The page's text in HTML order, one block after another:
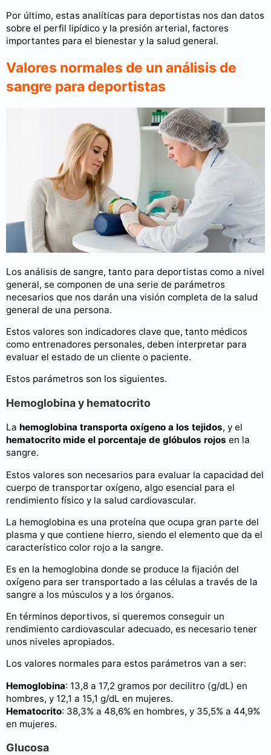
Por último, estas analíticas para deportistas nos dan datos
sobre el perfil lipídico y la presión arterial, factores
importantes para el bienestar y la salud general.
Valores normales de un análisis de
sangre para deportistas
Los análisis de sangre, tanto para deportistas como a nivel
general, se componen de una serie de parámetros
necesarios que nos darán una visión completa de la salud
general de una persona.
Estos valores son indicadores clave que, tanto médicos
como entrenadores personales, deben interpretar para
evaluar el estado de un cliente o paciente.
Estos parámetros son los siguientes.
Hemoglobina y hematocrito
La hemoglobina transporta oxígeno a los tejidos, y el
hematocrito mide el porcentaje de glóbulos rojos en la
sangre.
Estos valores son necesarios para evaluar la capacidad del
cuerpo de transportar oxígeno, algo esencial para el
rendimiento físico y la salud cardiovascular.
La hemoglobina es una proteína que ocupa gran parte del
plasma y que contiene hierro, siendo el elemento que da el
característico color rojo a la sangre.
Es en la hemoglobina donde se produce la fijación del
oxígeno para ser transportado a las células a través de la
sangre a los músculos y a los órganos.
En términos deportivos, si queremos conseguir un
rendimiento cardiovascular adecuado, es necesario tener
unos niveles apropiados.
Los valores normales para estos parámetros van a ser:
Hemoglobina: 13,8 a 17,2 gramos por decilitro (g/dL) en
hombres, y 12,1 a 15,1 g/dL en mujeres.
Hematocrito: 38,3% a 48,6% en hombres, y 35,5% a 44,9%
en mujeres.
Glucosa